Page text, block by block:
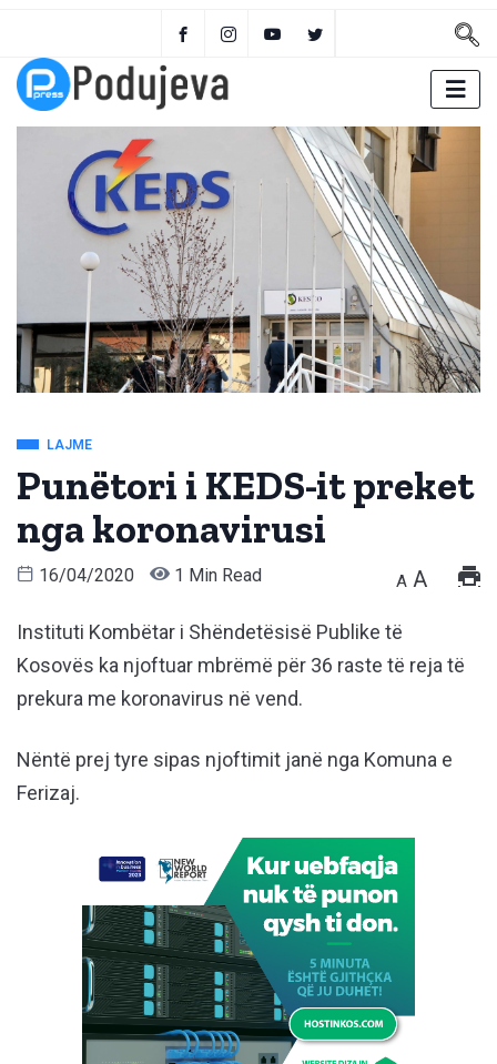
LAJME
Punëtori i KEDS-it preket
nga koronavirusi
16/04/2020 1 Min Read A A
Instituti Kombëtar i Shëndetësisë Publike të
Kosovës ka njoftuar mbrëmë për 36 raste të reja të
prekura me koronavirus në vend.
Nëntë prej tyre sipas njoftimit janë nga Komuna e
Ferizaj.